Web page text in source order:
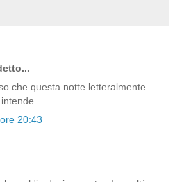
che questa notte letteralmente
20:43